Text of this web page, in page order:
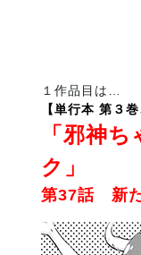
１作品目は…
【単行本 第３
「邪神
ク」
第37話 新た